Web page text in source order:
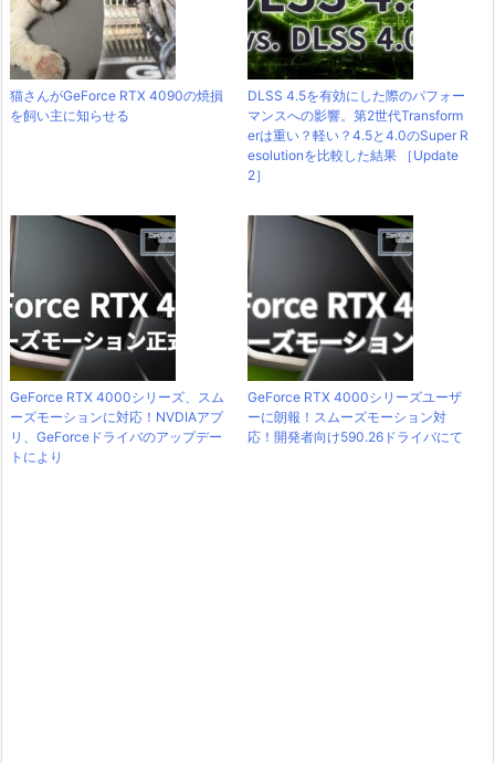
猫さんがGeForce RTX 4090の焼損
を飼い主に知らせる
DLSS 4.5を有効にした際のパフォー
マンスへの影響。第2世代Transform
erは重い？軽い？4.5と4.0のSuper R
esolutionを比較した結果 ［Update
2］
GeForce RTX 4000シリーズ、スム
ーズモーションに対応！NVDIAアプ
リ、GeForceドライバのアップデー
トにより
GeForce RTX 4000シリーズユーザ
ーに朗報！スムーズモーション対
応！開発者向け590.26ドライバにて